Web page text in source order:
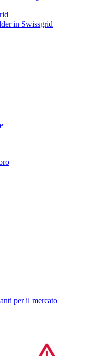
in Swissgrid
per il mercato